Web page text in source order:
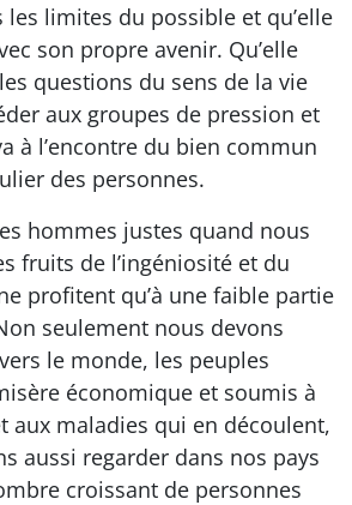
limites du possible et qu’elle
son propre avenir. Qu’elle
questions du sens de la vie
aux groupes de pression et
à l’encontre du bien commun
des personnes.
hommes justes quand nous
fruits de l’ingéniosité et du
profitent qu’à une faible partie
seulement nous devons
le monde, les peuples
économique et soumis à
aux maladies qui en découlent,
aussi regarder dans nos pays
croissant de personnes